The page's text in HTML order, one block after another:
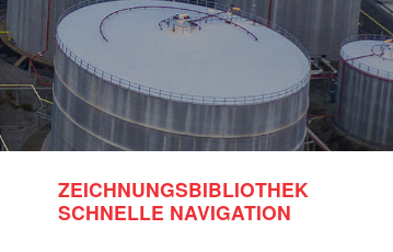
ZEICHNUNGSBIBLIOTHEK
SCHNELLE NAVIGATION